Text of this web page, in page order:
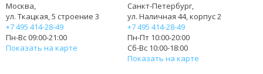
Москва,
ул. Ткацкая, 5 строение 3
+7 495 414-28-49
Пн-Вс 09:00-21:00
Показать на карте
Санкт-Петербург,
ул. Наличная 44, корпус 2
+7 495 414-28-49
Пн-Пт 10:00-20:00
Сб-Вс 10:00-18:00
Показать на карте